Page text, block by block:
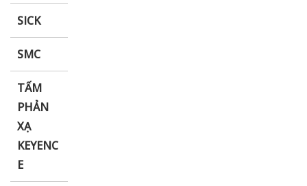
SICK
SMC
TẤM
PHẢN
XẠ
KEYENC
E